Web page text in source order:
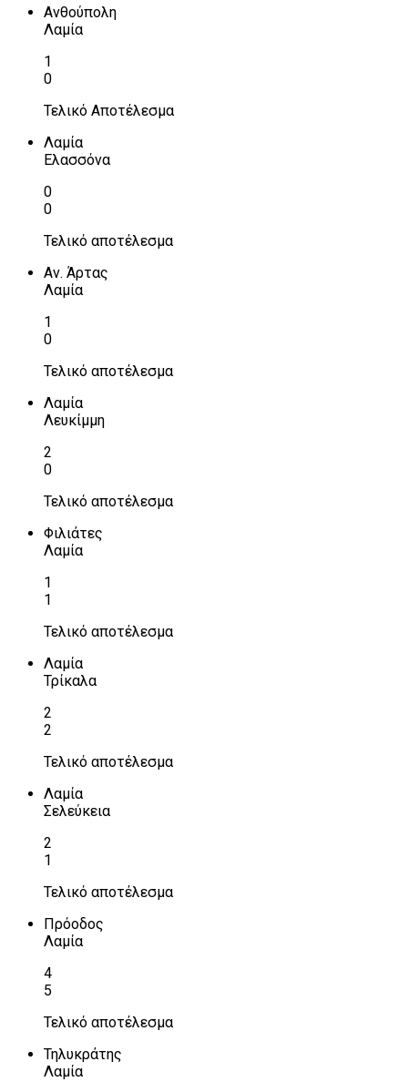
Ανθούπολη
Λαμία
1
0
Τελικό Αποτέλεσμα
Λαμία
Ελασσόνα
0
0
Τελικό αποτέλεσμα
Αν. Άρτας
Λαμία
1
0
Τελικό αποτέλεσμα
Λαμία
Λευκίμμη
2
0
Τελικό αποτέλεσμα
Φιλιάτες
Λαμία
1
1
Τελικό αποτέλεσμα
Λαμία
Τρίκαλα
2
2
Τελικό αποτέλεσμα
Λαμία
Σελεύκεια
2
1
Τελικό αποτέλεσμα
Πρόοδος
Λαμία
4
5
Τελικό αποτέλεσμα
Τηλυκράτης
Λαμία